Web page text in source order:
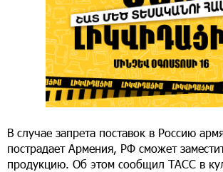
В случае запрета поставок в Россию
пострадает Армения, РФ сможет
продукцию. Об этом сообщил ТАСС в